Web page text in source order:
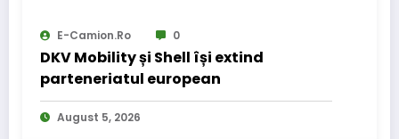
E-Camion.ro 0
DKV Mobility și Shell își extind
parteneriatul european
August 5, 2026